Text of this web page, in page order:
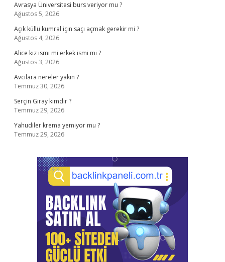
Avrasya Üniversitesi burs veriyor mu ?
Ağustos 5, 2026
Açık küllü kumral için saçı açmak gerekir mi ?
Ağustos 4, 2026
Alice kız ismi mi erkek ismi mi ?
Ağustos 3, 2026
Avcılara nereler yakın ?
Temmuz 30, 2026
Serçin Giray kimdir ?
Temmuz 29, 2026
Yahudiler krema yemiyor mu ?
Temmuz 29, 2026